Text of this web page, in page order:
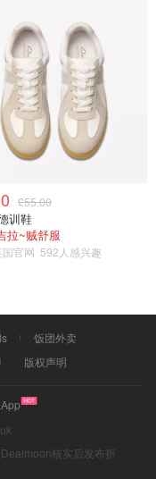
开。
£55.00
训鞋
拉~贼舒服
官网 592人感兴趣
饭团外卖
版权声明
核实后发布折